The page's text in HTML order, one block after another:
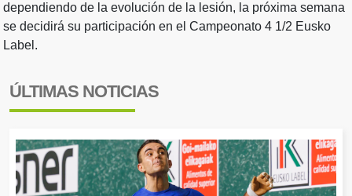
dependiendo de la evolución de la lesión, la próxima semana
se decidirá su participación en el Campeonato 4 1/2 Eusko
Label.
ÚLTIMAS NOTICIAS